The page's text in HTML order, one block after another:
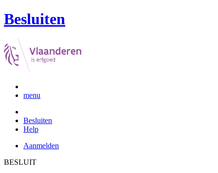
Besluiten
menu
Besluiten
Help
Aanmelden
BESLUIT